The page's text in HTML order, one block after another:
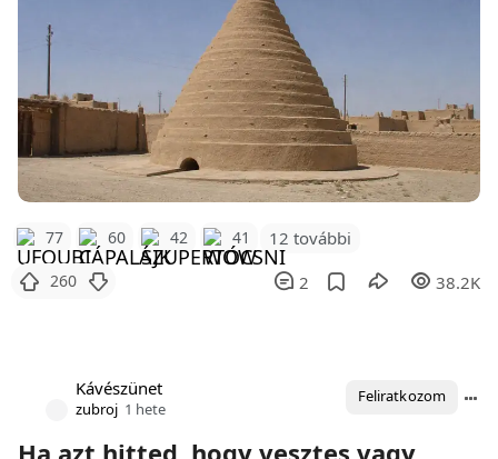
77 60 42 41 12 további
260 2 38.2K
Kávészünet
zubroj 1 hete
Feliratkozom